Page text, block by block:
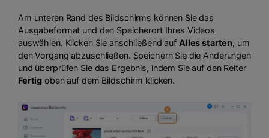
Am unteren Rand des Bildschirms können Sie das
Ausgabeformat und den Speicherort Ihres Videos
auswählen. Klicken Sie anschließend auf Alles starten, um
den Vorgang abzuschließen. Speichern Sie die Änderungen
und überprüfen Sie das Ergebnis, indem Sie auf den Reiter
Fertig oben auf dem Bildschirm klicken.